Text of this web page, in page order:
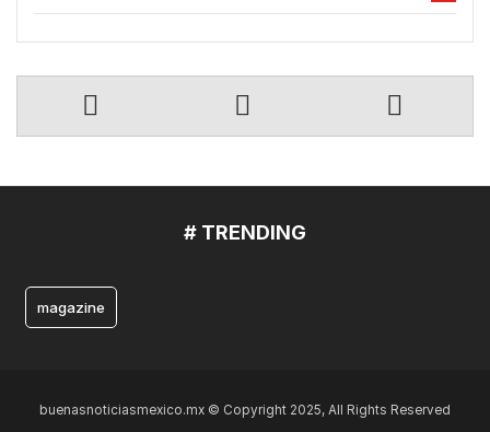
# TRENDING
magazine
buenasnoticiasmexico.mx © Copyright 2025, All Rights Reserved